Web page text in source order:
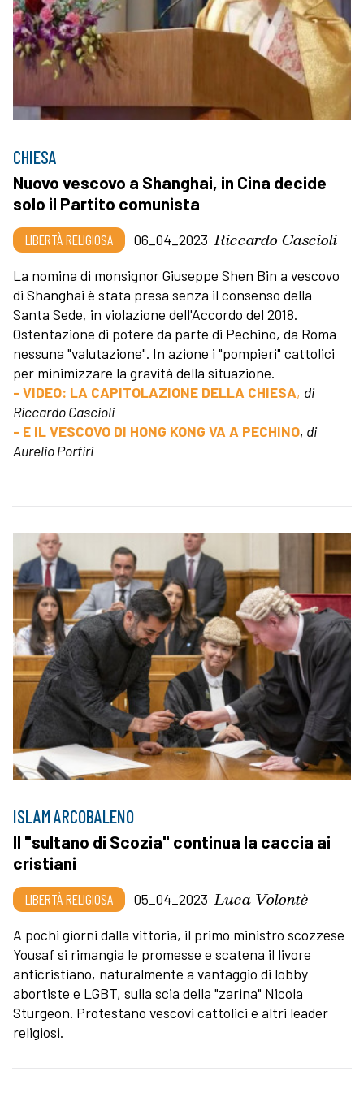
CHIESA
Nuovo vescovo a Shanghai, in Cina decide
solo il Partito comunista
LIBERTÀ RELIGIOSA 06_04_2023 Riccardo Cascioli
La nomina di monsignor Giuseppe Shen Bin a vescovo
di Shanghai è stata presa senza il consenso della
Santa Sede, in violazione dell'Accordo del 2018.
Ostentazione di potere da parte di Pechino, da Roma
nessuna "valutazione". In azione i "pompieri" cattolici
per minimizzare la gravità della situazione.
- VIDEO: LA CAPITOLAZIONE DELLA CHIESA, di
Riccardo Cascioli
- E IL VESCOVO DI HONG KONG VA A PECHINO, di
Aurelio Porfiri
ISLAM ARCOBALENO
Il "sultano di Scozia" continua la caccia ai
cristiani
LIBERTÀ RELIGIOSA 05_04_2023 Luca Volontè
A pochi giorni dalla vittoria, il primo ministro scozzese
Yousaf si rimangia le promesse e scatena il livore
anticristiano, naturalmente a vantaggio di lobby
abortiste e LGBT, sulla scia della "zarina" Nicola
Sturgeon. Protestano vescovi cattolici e altri leader
religiosi.